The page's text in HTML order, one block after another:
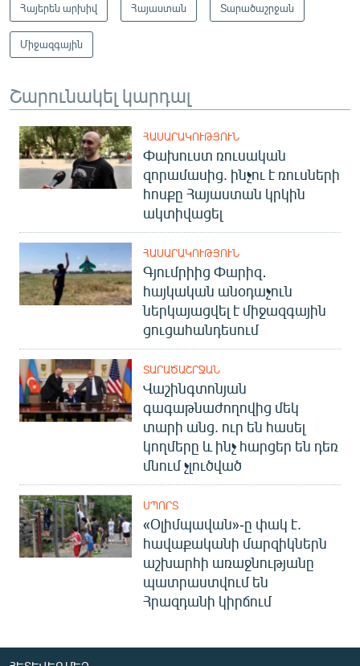
Հայերեն արխիվ Հայաստան Տարածաշրջան
Միջազգային
Շարունակել կարդալ
ՀԱՍԱՐԱԿՈՒԹՅՈՒՆ
Փախուստ ռուսական
զորամասից. ինչու է ռուսների
հոսքը Հայաստան կրկին
ակտիվացել
ՀԱՍԱՐԱԿՈՒԹՅՈՒՆ
Գյումրիից Փարիզ․
հայկական անօդաչուն
ներկայացվել է միջազգային
ցուցահանդեսում
ՏԱՐԱԾԱՇՐՋԱՆ
Վաշինգտոնյան
գագաթնաժողովից մեկ
տարի անց. ուր են հասել
կողմերը և ինչ հարցեր են դեռ
մնում չլուծված
ՍՊՈՐՏ
«Օլիմպավան»-ը փակ է.
հավաքականի մարզիկներն
աշխարհի առաջնությանը
պատրաստվում են
Հրազդանի կիրճում